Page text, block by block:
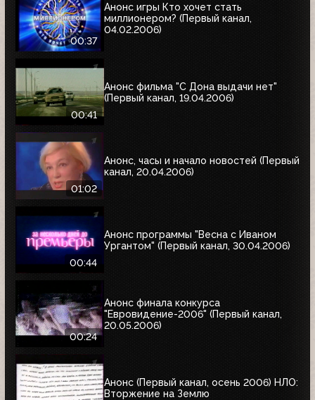
00:37
Анонс игры Кто хочет стать
миллионером? (Первый канал,
04.02.2006)
00:41
Анонс фильма "С Дона выдачи нет"
(Первый канал, 19.04.2006)
01:02
Анонс, часы и начало новостей (Первый
канал, 20.04.2006)
00:44
Анонс программы "Весна с Иваном
Ургантом" (Первый канал, 30.04.2006)
00:24
Анонс финала конкурса
"Евровидение-2006" (Первый канал,
20.05.2006)
Анонс (Первый канал, осень 2006) НЛО:
Вторжение на Землю